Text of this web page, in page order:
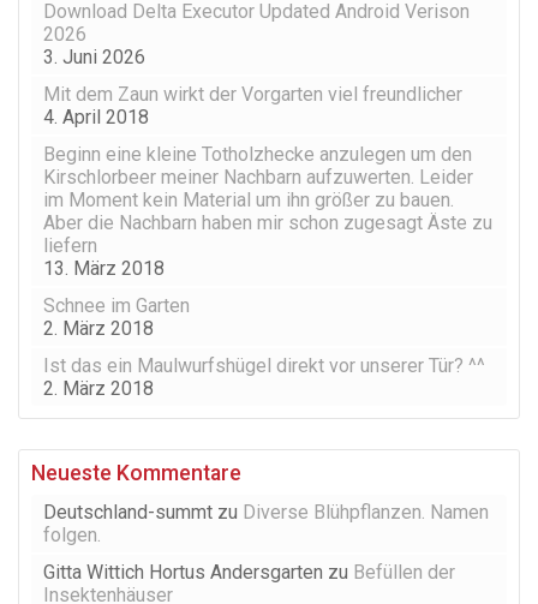
Download Delta Executor Updated Android Verison
2026
3. Juni 2026
Mit dem Zaun wirkt der Vorgarten viel freundlicher
4. April 2018
Beginn eine kleine Totholzhecke anzulegen um den
Kirschlorbeer meiner Nachbarn aufzuwerten. Leider
im Moment kein Material um ihn größer zu bauen.
Aber die Nachbarn haben mir schon zugesagt Äste zu
liefern
13. März 2018
Schnee im Garten
2. März 2018
Ist das ein Maulwurfshügel direkt vor unserer Tür? ^^
2. März 2018
Neueste Kommentare
Deutschland-summt zu Diverse Blühpflanzen. Namen
folgen.
Gitta Wittich Hortus Andersgarten zu Befüllen der
Insektenhäuser